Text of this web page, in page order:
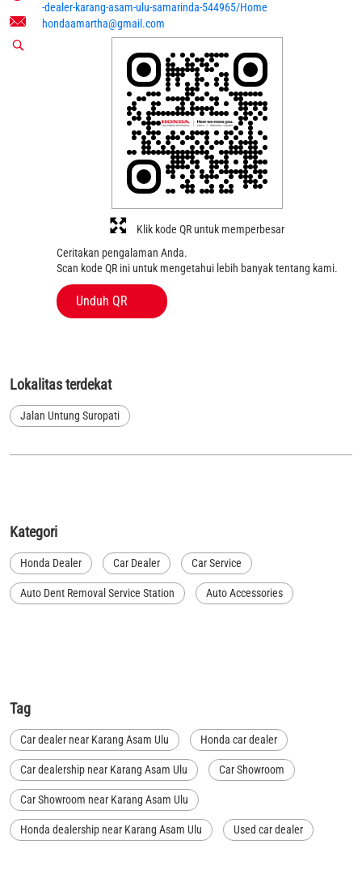
-dealer-karang-asam-ulu-samarinda-544965/Home
hondaamartha@gmail.com
Ceritakan pengalaman Anda.
Scan kode QR ini untuk mengetahui lebih banyak tentang kami.
Unduh QR
Klik kode QR untuk memperbesar
Lokalitas terdekat
Jalan Untung Suropati
Kategori
Honda Dealer Car Dealer Car Service
Auto Dent Removal Service Station Auto Accessories
Tag
Car dealer near Karang Asam Ulu Honda car dealer
Car dealership near Karang Asam Ulu Car Showroom
Car Showroom near Karang Asam Ulu
Honda dealership near Karang Asam Ulu Used car dealer